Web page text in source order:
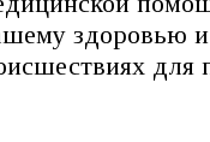
здоровью и
для